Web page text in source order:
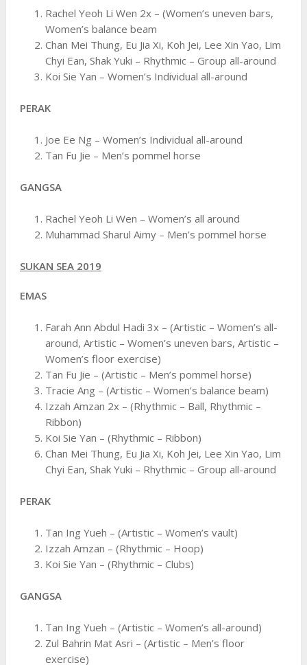
Rachel Yeoh Li Wen 2x – (Women’s uneven bars,
Women’s balance beam
Chan Mei Thung, Eu Jia Xi, Koh Jei, Lee Xin Yao, Lim
Chyi Ean, Shak Yuki – Rhythmic – Group all-around
Koi Sie Yan – Women’s Individual all-around
PERAK
Joe Ee Ng – Women’s Individual all-around
Tan Fu Jie – Men’s pommel horse
GANGSA
Rachel Yeoh Li Wen – Women’s all around
Muhammad Sharul Aimy – Men’s pommel horse
SUKAN SEA 2019
EMAS
Farah Ann Abdul Hadi 3x – (Artistic – Women’s all-
around, Artistic – Women’s uneven bars, Artistic –
Women’s floor exercise)
Tan Fu Jie – (Artistic – Men’s pommel horse)
Tracie Ang – (Artistic – Women’s balance beam)
Izzah Amzan 2x – (Rhythmic – Ball, Rhythmic –
Ribbon)
Koi Sie Yan – (Rhythmic – Ribbon)
Chan Mei Thung, Eu Jia Xi, Koh Jei, Lee Xin Yao, Lim
Chyi Ean, Shak Yuki – Rhythmic – Group all-around
PERAK
Tan Ing Yueh – (Artistic – Women’s vault)
Izzah Amzan – (Rhythmic – Hoop)
Koi Sie Yan – (Rhythmic – Clubs)
GANGSA
Tan Ing Yueh – (Artistic – Women’s all-around)
Zul Bahrin Mat Asri – (Artistic – Men’s floor
exercise)